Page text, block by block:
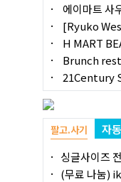
에이마트 사
[Ryuko
H MART
Brunch
21Century
팔고.사기
자
싱글사이즈
(무료 나눔)